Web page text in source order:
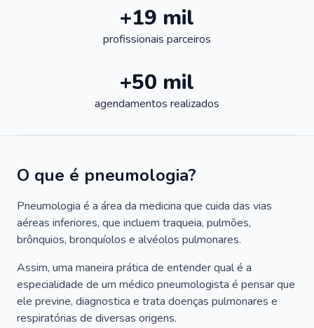
+19 mil
profissionais parceiros
+50 mil
agendamentos realizados
O que é pneumologia?
Pneumologia é a área da medicina que cuida das vias
aéreas inferiores, que incluem traqueia, pulmões,
brônquios, bronquíolos e alvéolos pulmonares.
Assim, uma maneira prática de entender qual é a
especialidade de um médico pneumologista é pensar que
ele previne, diagnostica e trata doenças pulmonares e
respiratórias de diversas origens.